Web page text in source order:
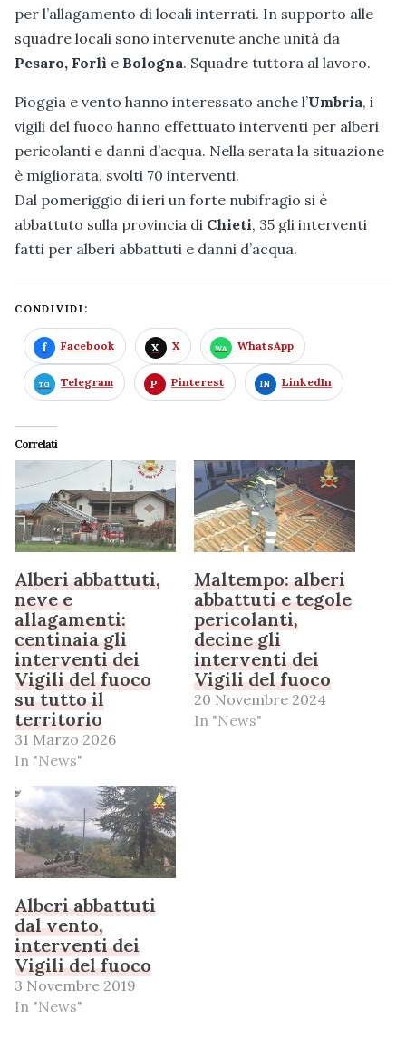
per l’allagamento di locali interrati. In supporto alle
squadre locali sono intervenute anche unità da
Pesaro, Forlì e Bologna. Squadre tuttora al lavoro.
Pioggia e vento hanno interessato anche l’Umbria, i
vigili del fuoco hanno effettuato interventi per alberi
pericolanti e danni d’acqua. Nella serata la situazione
è migliorata, svolti 70 interventi.
Dal pomeriggio di ieri un forte nubifragio si è
abbattuto sulla provincia di Chieti, 35 gli interventi
fatti per alberi abbattuti e danni d’acqua.
CONDIVIDI:
Facebook X WhatsApp
Telegram Pinterest LinkedIn
Correlati
Alberi abbattuti,
neve e
allagamenti:
centinaia gli
interventi dei
Vigili del fuoco
su tutto il
territorio
31 Marzo 2026
In "News"
Maltempo: alberi
abbattuti e tegole
pericolanti,
decine gli
interventi dei
Vigili del fuoco
20 Novembre 2024
In "News"
Alberi abbattuti
dal vento,
interventi dei
Vigili del fuoco
3 Novembre 2019
In "News"